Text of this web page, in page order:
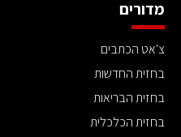
מדורים
צ'אט הכתבים
בחזית החדשות
בחזית הבריאות
בחזית הכלכלית